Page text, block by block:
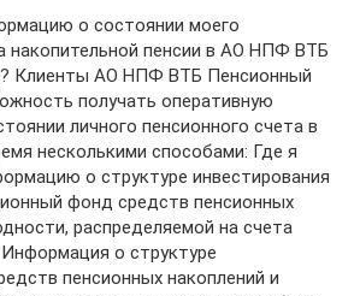
о состоянии моего
накопительной пенсии в АО НПФ ВТБ
Клиенты АО НПФ ВТБ Пенсионный
получать оперативную
личного пенсионного счета в
несколькими способами: Где я
о структуре инвестирования
фонд средств пенсионных
распределяемой на счета
о структуре
пенсионных накоплений и